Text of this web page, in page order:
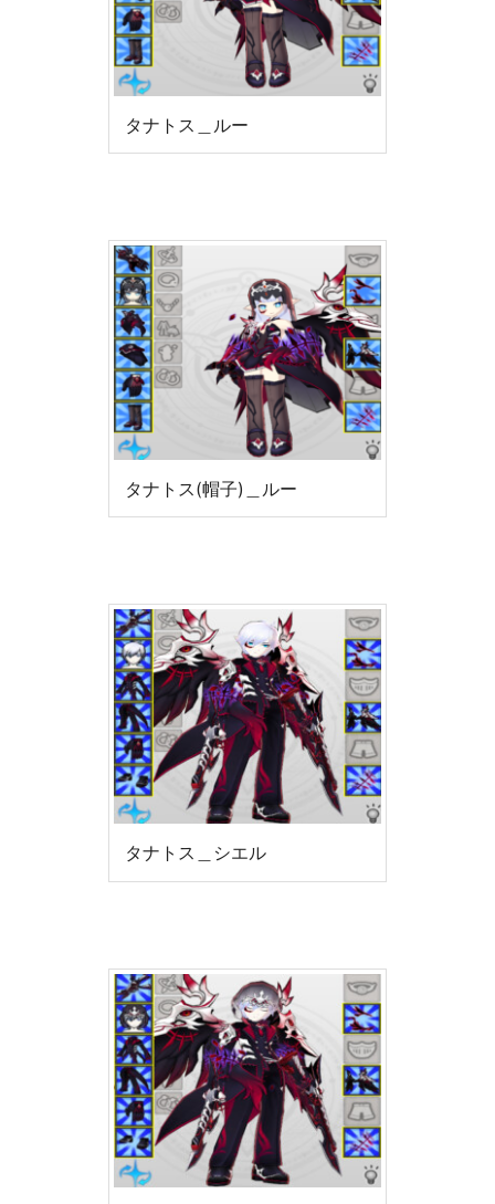
タナトス＿ルー
タナトス(帽子)＿ルー
タナトス＿シエル